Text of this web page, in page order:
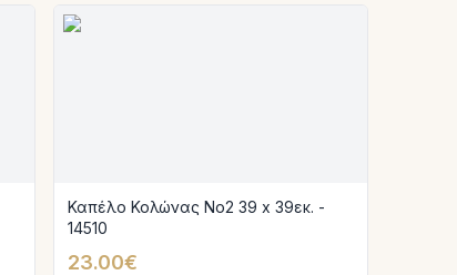
Καπέλο Κολώνας Νο2 39 x 39εκ. -
14510
23.00€